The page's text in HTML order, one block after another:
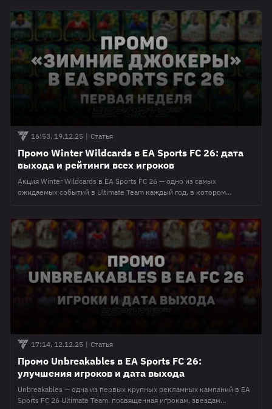
Месси времен "Барселоны" и Криштиану Роналду в момент
выступления за "Ювентус", который выйдет во команде. Промо
стало доступным в магазине FUT 2 января
16:53, 19.12.25 | Статья
Промо Winter Wildcards в EA Sports FC 26: дата
выхода и рейтинги всех игроков
Акция Winter Wildcards в EA Sports FC 26 — одно из самых
ожидаемых событий в Ultimate Team каждый год, в котором
улучшения. В данном материале мы покажем какие карточки
получили улучшения в первую неделю промо-акции, а также
ответим на самые
17:14, 12.12.25 | Статья
Промо Unbreakables в EA Sports FC 26:
улучшения игроков и дата выхода
Unbreakables — одна из первых крупных рекламных кампаний в EA
Sports FC 26 Ultimate Team, посвященная игрокам, звездам